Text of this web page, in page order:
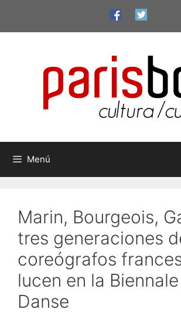
contenido
Menú
Marin, Bourgeois,
tres generaciones
coreógrafos
lucen en la
Danse